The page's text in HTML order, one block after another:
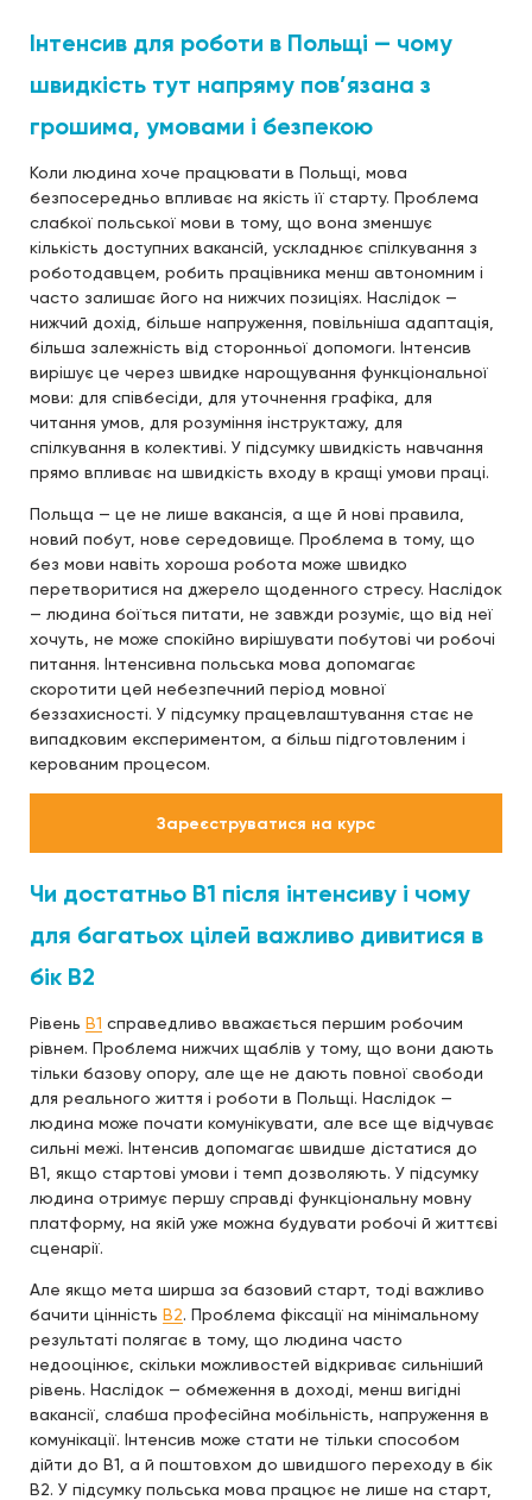
Інтенсив для роботи в Польщі — чому
швидкість тут напряму пов’язана з
грошима, умовами і безпекою
Коли людина хоче працювати в Польщі, мова
безпосередньо впливає на якість її старту. Проблема
слабкої польської мови в тому, що вона зменшує
кількість доступних вакансій, ускладнює спілкування з
роботодавцем, робить працівника менш автономним і
часто залишає його на нижчих позиціях. Наслідок —
нижчий дохід, більше напруження, повільніша адаптація,
більша залежність від сторонньої допомоги. Інтенсив
вирішує це через швидке нарощування функціональної
мови: для співбесіди, для уточнення графіка, для
читання умов, для розуміння інструктажу, для
спілкування в колективі. У підсумку швидкість навчання
прямо впливає на швидкість входу в кращі умови праці.
Польща — це не лише вакансія, а ще й нові правила,
новий побут, нове середовище. Проблема в тому, що
без мови навіть хороша робота може швидко
перетворитися на джерело щоденного стресу. Наслідок
— людина боїться питати, не завжди розуміє, що від неї
хочуть, не може спокійно вирішувати побутові чи робочі
питання. Інтенсивна польська мова допомагає
скоротити цей небезпечний період мовної
беззахисності. У підсумку працевлаштування стає не
випадковим експериментом, а більш підготовленим і
керованим процесом.
Зареєструватися на курс
Чи достатньо B1 після інтенсиву і чому
для багатьох цілей важливо дивитися в
бік B2
Рівень B1 справедливо вважається першим робочим
рівнем. Проблема нижчих щаблів у тому, що вони дають
тільки базову опору, але ще не дають повної свободи
для реального життя і роботи в Польщі. Наслідок —
людина може почати комунікувати, але все ще відчуває
сильні межі. Інтенсив допомагає швидше дістатися до
B1, якщо стартові умови і темп дозволяють. У підсумку
людина отримує першу справді функціональну мовну
платформу, на якій уже можна будувати робочі й життєві
сценарії.
Але якщо мета ширша за базовий старт, тоді важливо
бачити цінність B2. Проблема фіксації на мінімальному
результаті полягає в тому, що людина часто
недооцінює, скільки можливостей відкриває сильніший
рівень. Наслідок — обмеження в доході, менш вигідні
вакансії, слабша професійна мобільність, напруження в
комунікації. Інтенсив може стати не тільки способом
дійти до B1, а й поштовхом до швидшого переходу в бік
B2. У підсумку польська мова працює не лише на старт,